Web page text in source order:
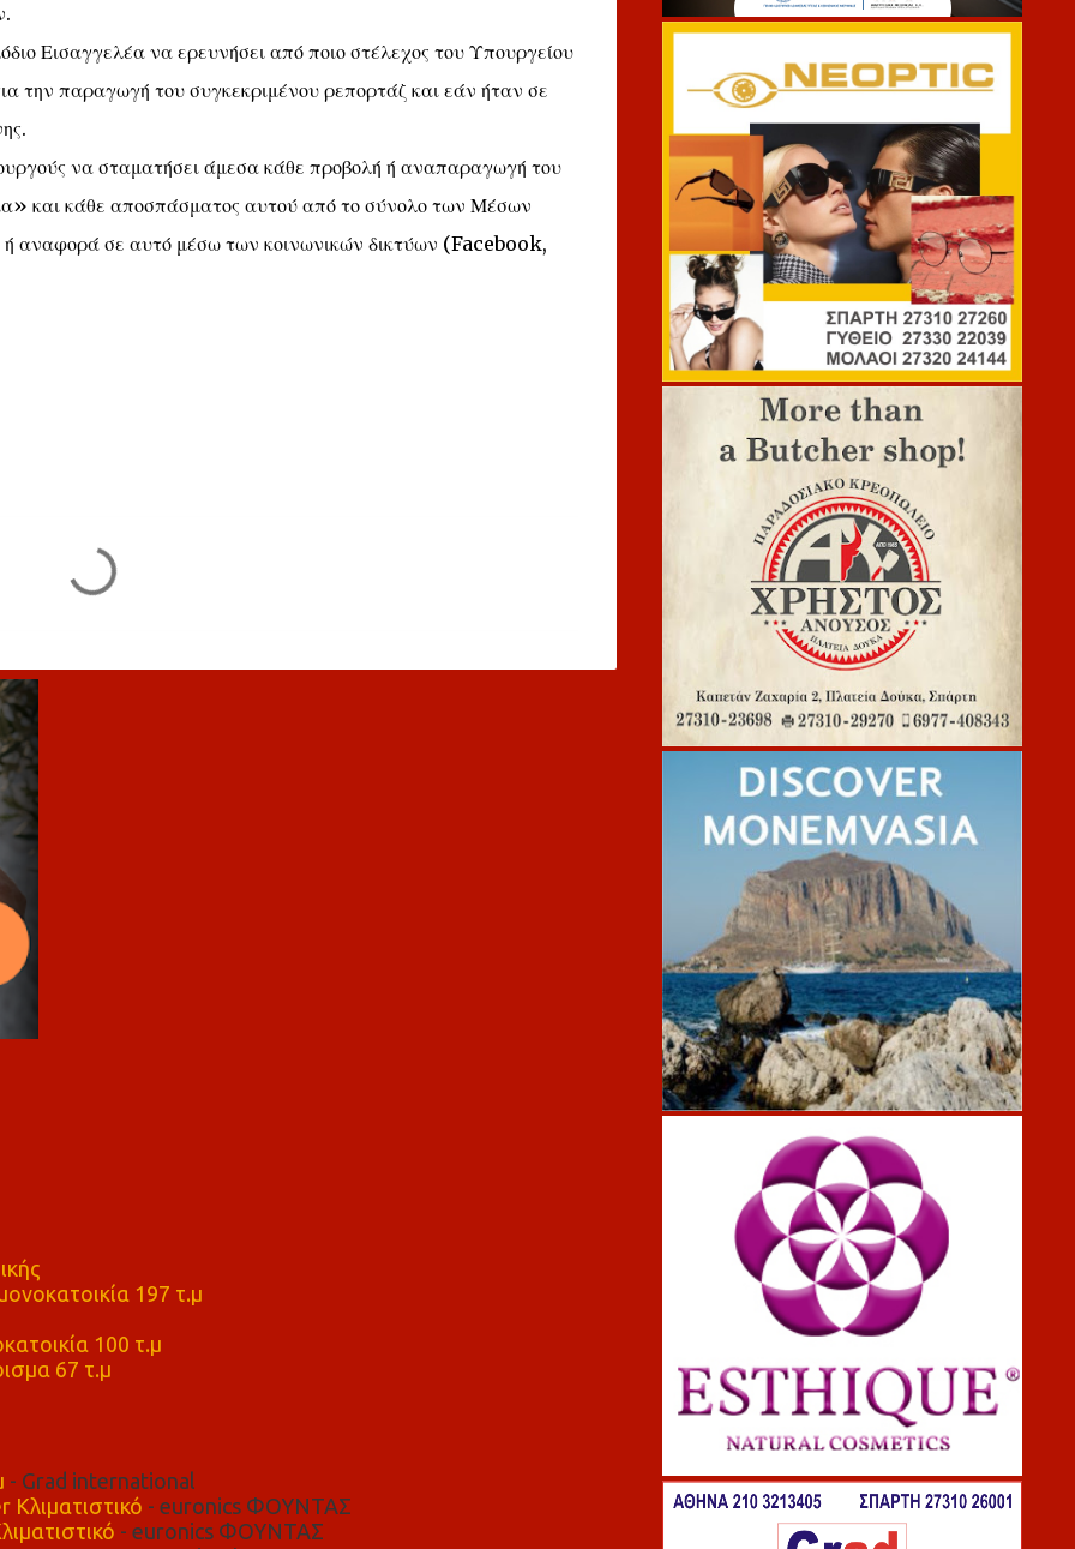
Εισαγγελέα να ερευνήσει από ποιο στέλεχος του Υπουργείου
την παραγωγή του συγκεκριμένου ρεπορτάζ και εάν ήταν σε
να σταματήσει άμεσα κάθε προβολή ή αναπαραγωγή του
και κάθε αποσπάσματος αυτού από το σύνολο των Μέσων
αναφορά σε αυτό μέσω των κοινωνικών δικτύων (Facebook,
197 τ.μ
100 τ.μ
67 τ.μ
- Grad international
- euronics ΦΟΥΝΤΑΣ
- euronics ΦΟΥΝΤΑΣ